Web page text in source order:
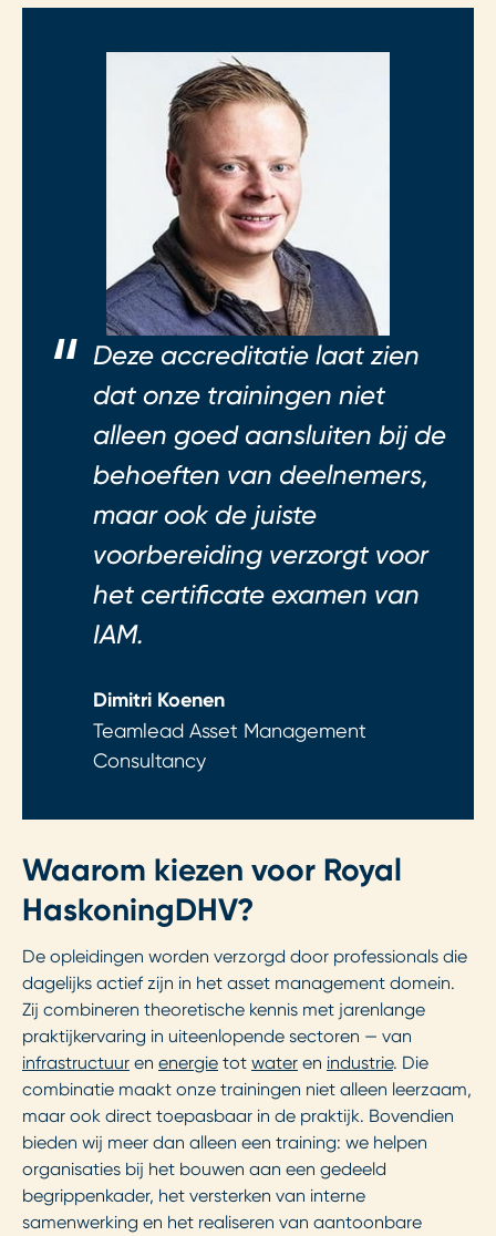
Deze accreditatie laat zien
dat onze trainingen niet
alleen goed aansluiten bij de
behoeften van deelnemers,
maar ook de juiste
voorbereiding verzorgt voor
het certificate examen van
IAM.
Dimitri Koenen
Teamlead Asset Management
Consultancy
Waarom kiezen voor Royal
HaskoningDHV?
De opleidingen worden verzorgd door professionals die
dagelijks actief zijn in het asset management domein.
Zij combineren theoretische kennis met jarenlange
praktijkervaring in uiteenlopende sectoren — van
infrastructuur en energie tot water en industrie. Die
combinatie maakt onze trainingen niet alleen leerzaam,
maar ook direct toepasbaar in de praktijk. Bovendien
bieden wij meer dan alleen een training: we helpen
organisaties bij het bouwen aan een gedeeld
begrippenkader, het versterken van interne
samenwerking en het realiseren van aantoonbare